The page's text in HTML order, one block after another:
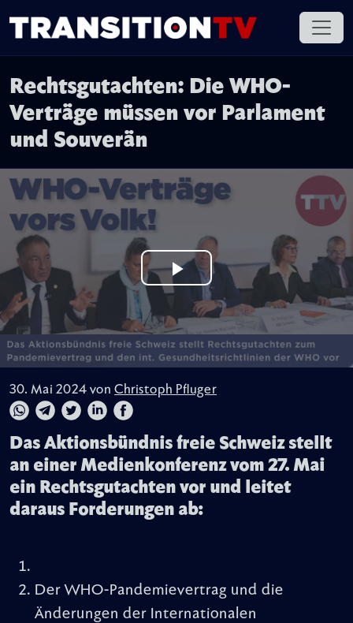
Rechtsgutachten: Die WHO-
Verträge müssen vor Parlament
und Souverän
30. Mai 2024 von Christoph Pfluger
Das Aktionsbündnis freie Schweiz stellt
an einer Medienkonferenz vom 27. Mai
ein Rechtsgutachten vor und leitet
daraus Forderungen ab:
Der WHO-Pandemievertrag und die
Änderungen der Internationalen